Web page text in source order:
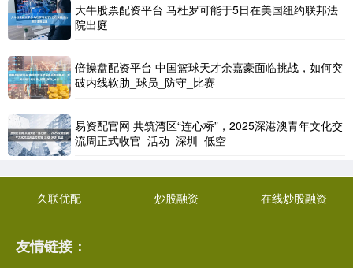
大牛股票配资平台 马杜罗可能于5日在美国纽约联邦法
院出庭
倍操盘配资平台 中国篮球天才余嘉豪面临挑战，如何突
破内线软肋_球员_防守_比赛
易资配官网 共筑湾区“连心桥”，2025深港澳青年文化交
流周正式收官_活动_深圳_低空
久联优配 炒股融资 在线炒股融资
友情链接：